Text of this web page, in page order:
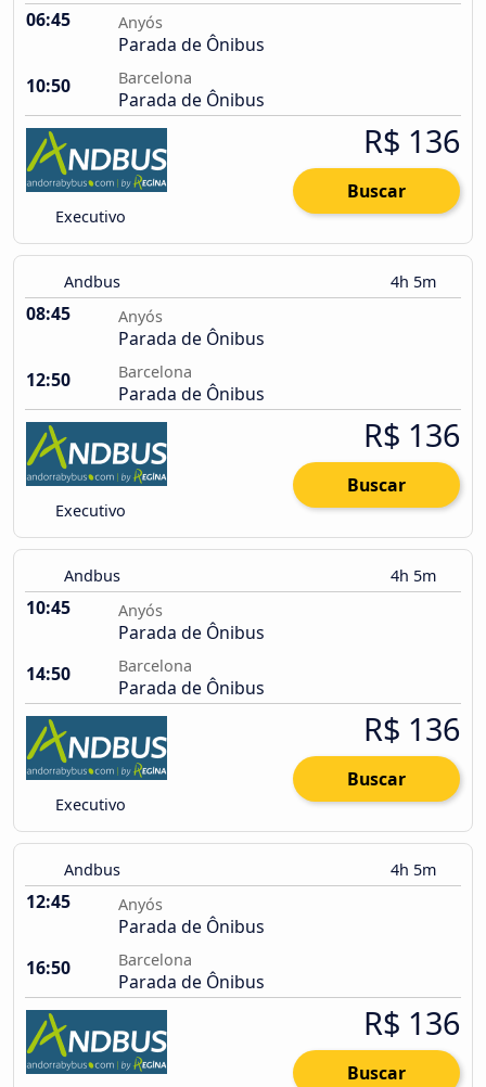
06:45 Anyós
Parada de Ônibus
10:50
Barcelona
Parada de Ônibus
Executivo
R$ 136
Buscar
Andbus 4h 5m
08:45 Anyós
Parada de Ônibus
12:50
Barcelona
Parada de Ônibus
Executivo
R$ 136
Buscar
Andbus 4h 5m
10:45 Anyós
Parada de Ônibus
14:50
Barcelona
Parada de Ônibus
Executivo
R$ 136
Buscar
Andbus 4h 5m
12:45 Anyós
Parada de Ônibus
16:50
Barcelona
Parada de Ônibus
R$ 136
Buscar